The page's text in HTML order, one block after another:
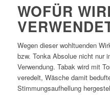
WOFÜR
Wegen dieser wohltuenden
bzw. Tonka Absolue nicht nur
Verwendung. Tabak wird mit
veredelt, Wäsche damit
Stimmungsaufhellung